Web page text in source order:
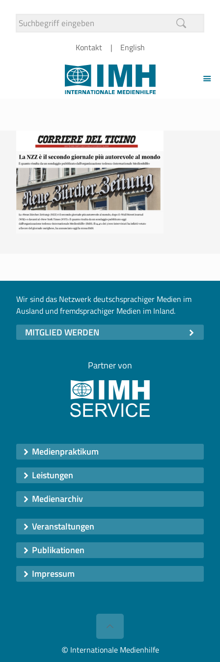
Kontakt English
Wir sind das Netzwerk deutschsprachiger Medien im
Ausland und fremdsprachiger Medien im Inland.
MITGLIED WERDEN
Partner von
Medienpraktikum
Leistungen
Medienarchiv
Veranstaltungen
Publikationen
Impressum
© Internationale Medienhilfe